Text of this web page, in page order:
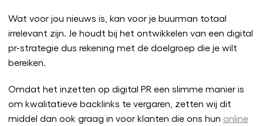
Wat voor jou nieuws is, kan voor je buurman totaal
irrelevant zijn. Je houdt bij het ontwikkelen van een digital
pr-strategie dus rekening met de doelgroep die je wilt
bereiken.
Omdat het inzetten op digital PR een slimme manier is
om kwalitatieve backlinks te vergaren, zetten wij dit
middel dan ook graag in voor klanten die ons hun online